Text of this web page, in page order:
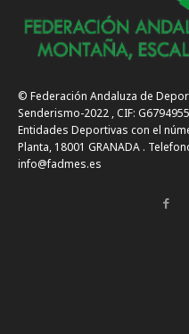
© Federación Andaluza de
Senderismo-2022 , CIF:
Entidades Deportivas con el
Planta, 18001 GRANADA .
info@fadmes.es